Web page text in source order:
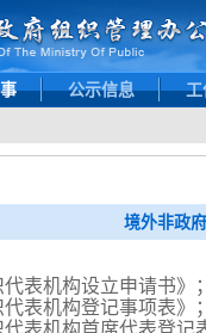
公示信息 工
境外非政
代表机构设立申请书》
代表机构登记事项表》